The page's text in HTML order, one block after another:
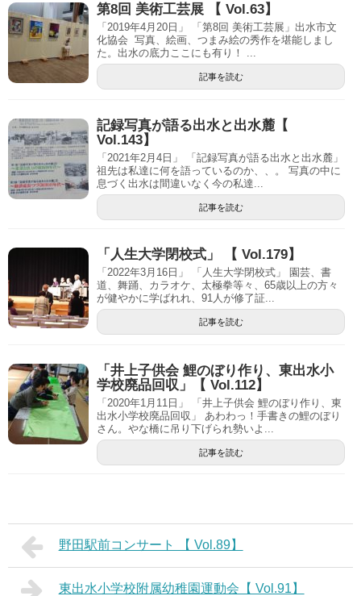
第8回 美術工芸展 【 Vol.63】
「2019年4月20日」 「第8回 美術工芸展」出水市文
化協会 写真、絵画、つまみ絵の秀作を堪能しまし
た。出水の底力ここにも有り！ ...
記事を読む
記録写真が語る出水と出水麓【
Vol.143】
「2021年2月4日」 「記録写真が語る出水と出水麓」
祖先は私達に何を語っているのか、、。 写真の中に
息づく出水は間違いなく今の私達...
記事を読む
「人生大学閉校式」 【 Vol.179】
「2022年3月16日」 「人生大学閉校式」 園芸、書
道、舞踊、カラオケ、太極拳等々、65歳以上の方々
が健やかに学ばれれ、91人が修了証...
記事を読む
「井上子供会 鯉のぼり作り、東出水小
学校廃品回収」【 Vol.112】
「2020年1月11日」 「井上子供会 鯉のぼり作り、東
出水小学校廃品回収」 あわわっ！手書きの鯉のぼり
さん。やな橋に吊り下げられ勢いよ...
記事を読む
野田駅前コンサート 【 Vol.89】
東出水小学校附属幼稚園運動会【 Vol.91】